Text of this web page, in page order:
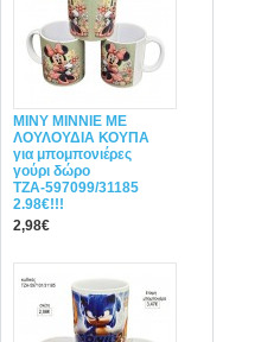
ΜΙΝΥ MINNIE ΜΕ
ΛΟΥΛΟΥΔΙΑ ΚΟΥΠΑ
για μπομπονιέρες
γούρι δώρο
ΤΖΑ-597099/31185
2.98€!!!
2,98€